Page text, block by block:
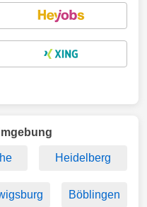
Heidelberg
Böblingen